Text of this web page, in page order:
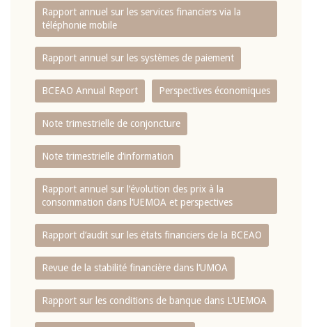
Rapport annuel sur les services financiers via la
téléphonie mobile
Rapport annuel sur les systèmes de paiement
BCEAO Annual Report Perspectives économiques
Note trimestrielle de conjoncture
Note trimestrielle d‘information
Rapport annuel sur l‘évolution des prix à la
consommation dans l‘UEMOA et perspectives
Rapport d‘audit sur les états financiers de la BCEAO
Revue de la stabilité financière dans l‘UMOA
Rapport sur les conditions de banque dans L‘UEMOA